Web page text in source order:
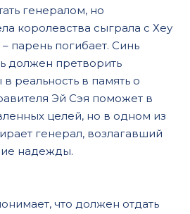
генералом, но
королевства сыграла с Хеу
парень погибает. Синь
должен претворить
реальность в память о
Эй Сэя поможет в
целей, но в одном из
генерал, возлагавший
надежды.
что должен отдать